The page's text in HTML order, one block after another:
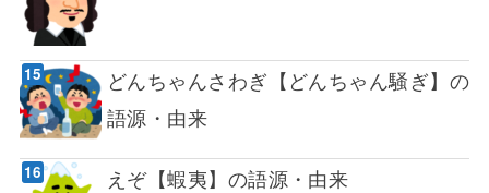
どんちゃんさわぎ【どんちゃん騒ぎ】の
語源・由来
えぞ【蝦夷】の語源・由来